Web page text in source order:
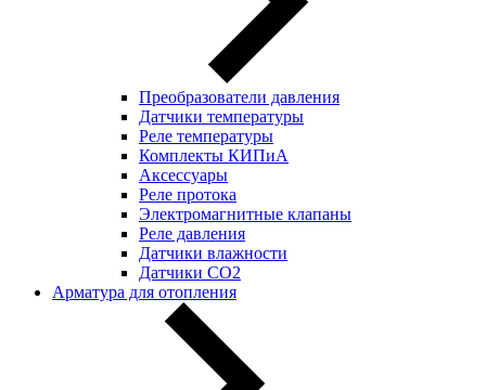
Преобразователи давления
Датчики температуры
Реле температуры
Комплекты КИПиА
Аксессуары
Реле протока
Электромагнитные клапаны
Реле давления
Датчики влажности
Датчики CO2
Арматура для отопления